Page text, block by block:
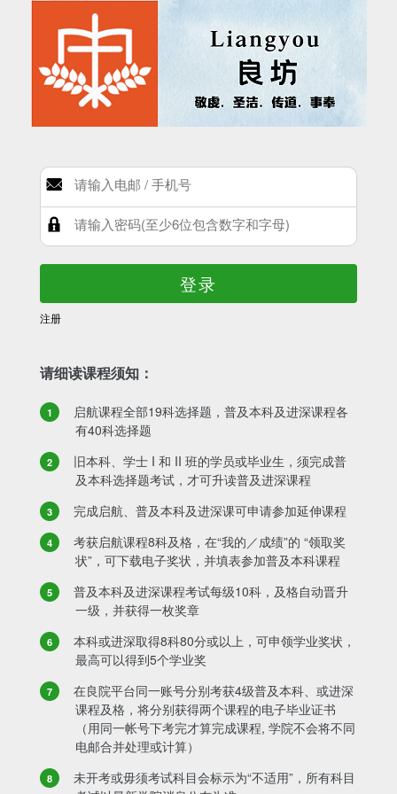
登录
注册
请细读课程须知：
启航课程全部19科选择题，普及本科及进深课程各
有40科选择题
旧本科、学士 I 和 II 班的学员或毕业生，须完成普
及本科选择题考试，才可升读普及进深课程
完成启航、普及本科及进深课可申请参加延伸课程
考获启航课程8科及格，在“我的／成绩”的 “领取奖
状”，可下载电子奖状，并填表参加普及本科课程
普及本科及进深课程考试每级10科，及格自动晋升
一级，并获得一枚奖章
本科或进深取得8科80分或以上，可申领学业奖状，
最高可以得到5个学业奖
在良院平台同一账号分别考获4级普及本科、或进深
课程及格，将分别获得两个课程的电子毕业证书
（用同一帐号下考完才算完成课程, 学院不会将不同
电邮合并处理或计算）
未开考或毋须考试科目会标示为“不适用”，所有科目